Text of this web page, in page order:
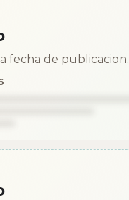
fecha de publicacion.